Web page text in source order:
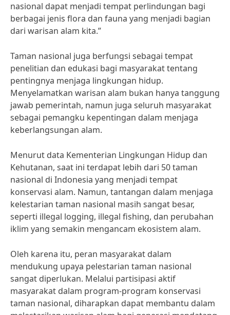
nasional dapat menjadi tempat perlindungan bagi
berbagai jenis flora dan fauna yang menjadi bagian
dari warisan alam kita.”
Taman nasional juga berfungsi sebagai tempat
penelitian dan edukasi bagi masyarakat tentang
pentingnya menjaga lingkungan hidup.
Menyelamatkan warisan alam bukan hanya tanggung
jawab pemerintah, namun juga seluruh masyarakat
sebagai pemangku kepentingan dalam menjaga
keberlangsungan alam.
Menurut data Kementerian Lingkungan Hidup dan
Kehutanan, saat ini terdapat lebih dari 50 taman
nasional di Indonesia yang menjadi tempat
konservasi alam. Namun, tantangan dalam menjaga
kelestarian taman nasional masih sangat besar,
seperti illegal logging, illegal fishing, dan perubahan
iklim yang semakin mengancam ekosistem alam.
Oleh karena itu, peran masyarakat dalam
mendukung upaya pelestarian taman nasional
sangat diperlukan. Melalui partisipasi aktif
masyarakat dalam program-program konservasi
taman nasional, diharapkan dapat membantu dalam